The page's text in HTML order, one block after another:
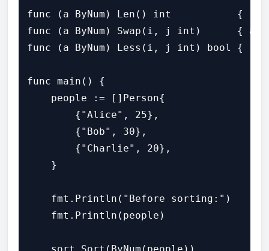
func (a ByNum) Len() int           {
func (a ByNum) Swap(i, j int)      {
func (a ByNum) Less(i, j int) bool {
func main() {
    people := []Person{
        {"Alice", 25},
        {"Bob", 30},
        {"Charlie", 20},
    }
    fmt.Println("Before sorting:")
    fmt.Println(people)
    sort.Sort(ByNum(people))